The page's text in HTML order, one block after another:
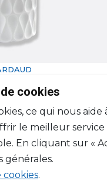
MM
D: 15.5cm
cookies
ce qui nous aide
le meilleur
En cliquant sur «
générales.
.